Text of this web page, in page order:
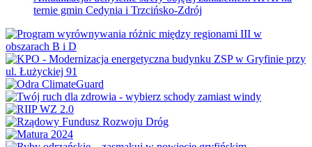
ternie gmin Cedynia i Trzcińsko-Zdrój